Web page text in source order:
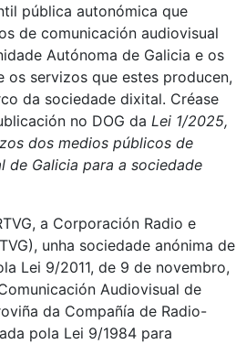
pública autonómica que
de comunicación audiovisual
Autónoma de Galicia e os
os servizos que estes producen,
da sociedade dixital. Créase
no DOG da Lei 1/2025,
dos medios públicos de
de Galicia para a sociedade
a Corporación Radio e
unha sociedade anónima de
Lei 9/2011, de 9 de novembro,
Audiovisual de
da Compañía de Radio-
pola Lei 9/1984 para